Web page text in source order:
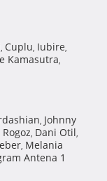
, Cuplu, Iubire,
Kamasutra,
, Johnny
, Dani Otil,
, Melania
Antena 1